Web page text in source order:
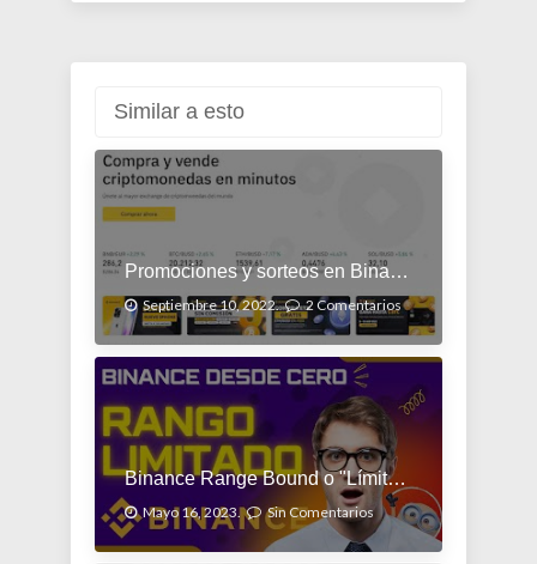
Similar a esto
Promociones y sorteos en Binance
Septiembre 10, 2022. 2 Comentarios
Binance Range Bound o "Límite de Rango"
Mayo 16, 2023. Sin Comentarios